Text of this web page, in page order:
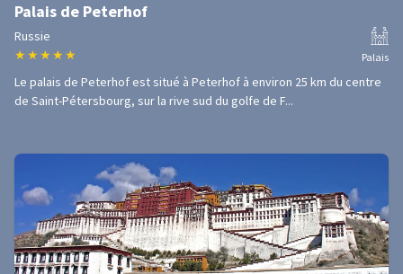
Palais de Peterhof
Russie
★ ★ ★ ★ ★ Palais
Le palais de Peterhof est situé à Peterhof à environ 25 km du centre
de Saint-Pétersbourg, sur la rive sud du golfe de F...